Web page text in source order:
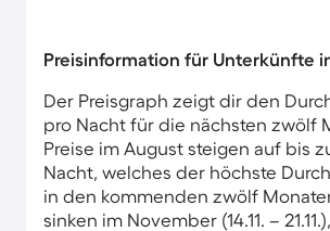
Preisinformation für Unterkünfte
Der Preisgraph zeigt dir den
pro Nacht für die nächsten zwölf
Preise im August steigen auf bis
Nacht, welches der höchste
in den kommenden zwölf
sinken im November (14.11. –